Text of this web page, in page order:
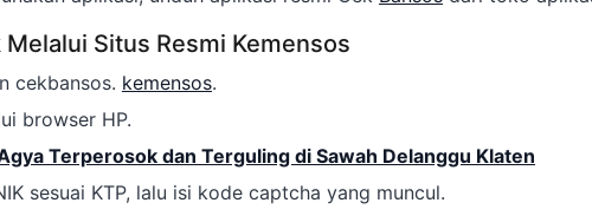
Melalui Situs Resmi Kemensos
cekbansos. kemensos.
browser HP.
Terperosok dan Terguling di Sawah Delanggu Klaten
sesuai KTP, lalu isi kode captcha yang muncul.